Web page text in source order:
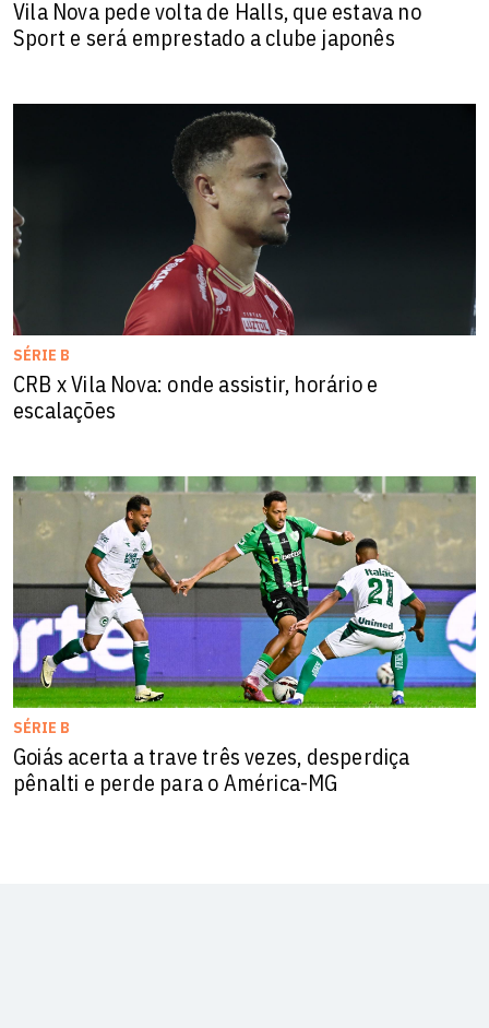
Vila Nova pede volta de Halls, que estava no
Sport e será emprestado a clube japonês
SÉRIE B
CRB x Vila Nova: onde assistir, horário e
escalações
SÉRIE B
Goiás acerta a trave três vezes, desperdiça
pênalti e perde para o América-MG